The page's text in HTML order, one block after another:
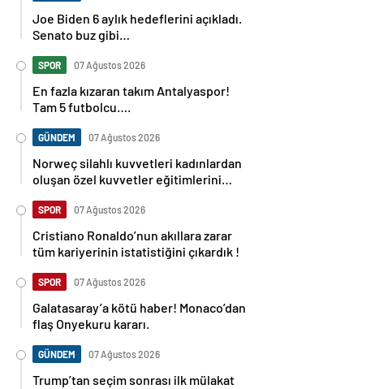
Joe Biden 6 aylık hedeflerini açıkladı.
Senato buz gibi…
SPOR 07 Ağustos 2026
En fazla kızaran takım Antalyaspor!
Tam 5 futbolcu….
GÜNDEM 07 Ağustos 2026
Norweç silahlı kuvvetleri kadınlardan
oluşan özel kuvvetler eğitimlerini
SPOR 07 Ağustos 2026
Cristiano Ronaldo’nun akıllara zarar
tüm kariyerinin istatistiğini çıkardık !
SPOR 07 Ağustos 2026
Galatasaray’a kötü haber! Monaco’dan
flaş Onyekuru kararı.
GÜNDEM 07 Ağustos 2026
Trump’tan seçim sonrası ilk mülakat